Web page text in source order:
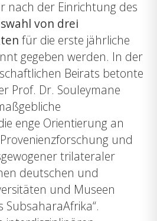
nach der Einrichtung des
von drei
für die erste jährliche
gegeben werden. In der
Beirats betonte
Prof. Dr. Souleymane
enge Orientierung an
und
trilateraler
deutschen und
und Museen
SubsaharaAfrika“.